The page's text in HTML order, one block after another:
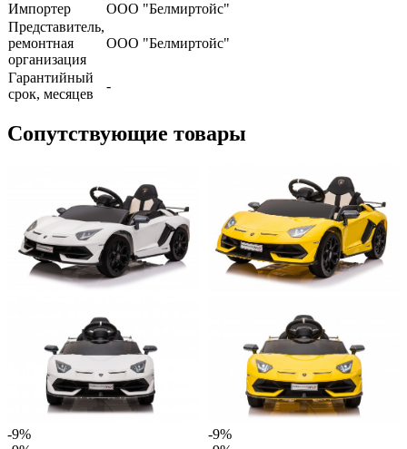
Импортер
ООО "Белмиртойс"
Представитель,
ремонтная
организация
ООО "Белмиртойс"
Гарантийный
срок, месяцев
-
Сопутствующие товары
-9%
-9%